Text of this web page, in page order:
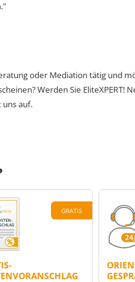
oder Mediation tätig und
Werden Sie EliteXPERT!
auf.
GRATIS